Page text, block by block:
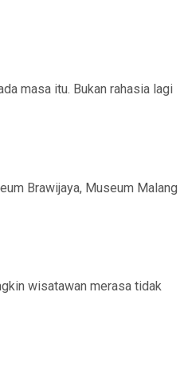
masa itu. Bukan rahasia lagi
Brawijaya, Museum Malang
wisatawan merasa tidak